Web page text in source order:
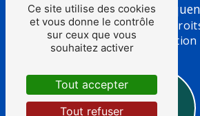
Recherches
©Vistalid- 2026 - Tous
Mentions légales
Ce site utilise des cookies
et vous donne le contrôle
sur ceux que vous
souhaitez activer
Tout accepter
Tout refuser